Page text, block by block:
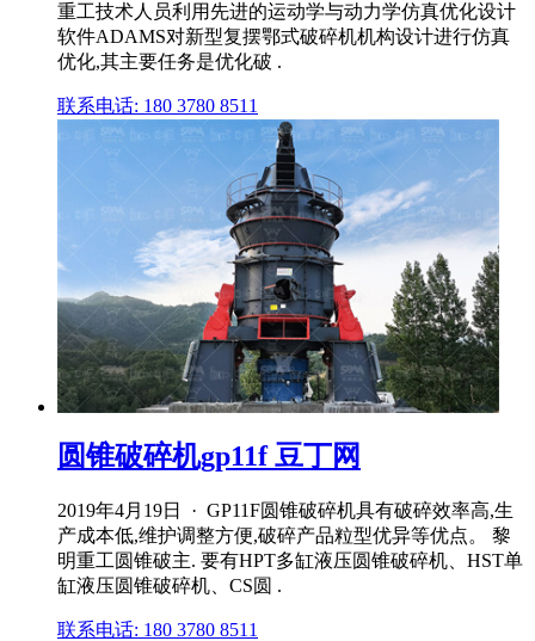
重工技术人员利用先进的运动学与动力学仿真优化设计
软件ADAMS对新型复摆鄂式破碎机机构设计进行仿真
优化,其主要任务是优化破 .
联系电话: 180 3780 8511
圆锥破碎机gp11f 豆丁网
2019年4月19日 · GP11F圆锥破碎机具有破碎效率高,生
产成本低,维护调整方便,破碎产品粒型优异等优点。 黎
明重工圆锥破主. 要有HPT多缸液压圆锥破碎机、HST单
缸液压圆锥破碎机、CS圆 .
联系电话: 180 3780 8511